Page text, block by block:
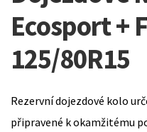
Ecosport +
125/80R15
Rezervní dojezdové kolo
připravené k okamžitému